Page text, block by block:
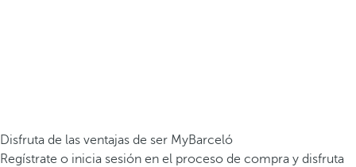
Disfruta de las ventajas de ser MyBarceló
Regístrate o inicia sesión en el proceso de compra y disfruta